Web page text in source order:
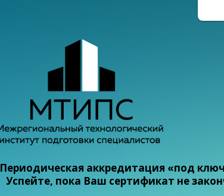
Периодическая аккредитация «под
Успейте, пока Ваш сертификат не